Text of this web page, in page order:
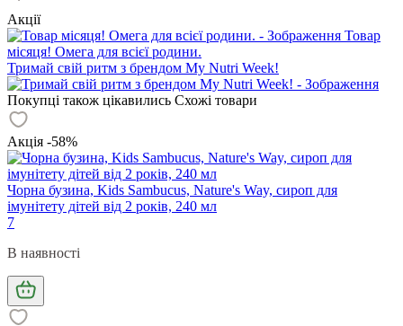
Акції
Товар
місяця! Омега для всієї родини.
Тримай свій ритм з брендом My Nutri Week!
Покупці також цікавились Схожі товари
Акція -58%
Чорна бузина, Kids Sambucus, Nature's Way, сироп для
імунітету дітей від 2 років, 240 мл
7
В наявності